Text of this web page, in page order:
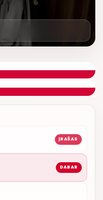
ĮRAŠAS
DABAR